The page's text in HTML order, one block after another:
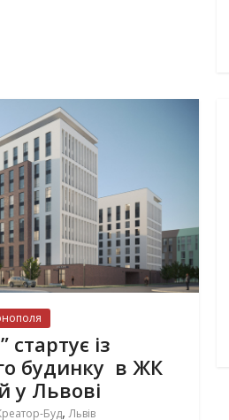
стартує із
будинку в ЖК
у Львові
Буд,Львів